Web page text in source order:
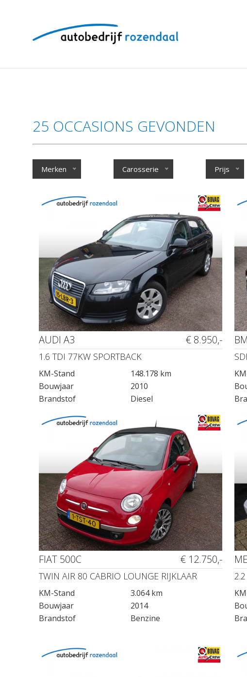
25 OCCASIONS GEVONDEN
Merken Carosserie Prijs
AUDI A3 € 8.950,-
1.6 TDI 77KW SPORTBACK
KM-Stand
148.178 km
Bouwjaar
2010
Brandstof
Diesel
FIAT 500C € 12.750,-
TWIN AIR 80 CABRIO LOUNGE RIJKLAAR
KM-Stand
3.064 km
Bouwjaar
2014
Brandstof
Benzine